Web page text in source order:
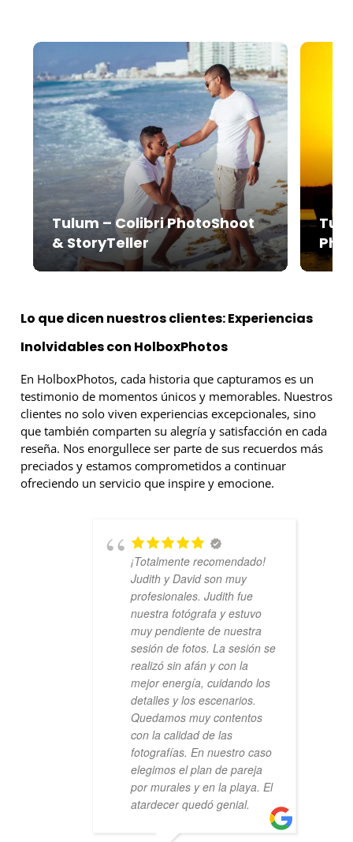
Tulum – Colibri PhotoShoot
& StoryTeller
Lo que dicen nuestros clientes: Experiencias
Inolvidables con HolboxPhotos
En HolboxPhotos, cada historia que capturamos es un
testimonio de momentos únicos y memorables. Nuestros
clientes no solo viven experiencias excepcionales, sino
que también comparten su alegría y satisfacción en cada
reseña. Nos enorgullece ser parte de sus recuerdos más
preciados y estamos comprometidos a continuar
ofreciendo un servicio que inspire y emocione.
¡Totalmente recomendado!
Judith y David son muy
profesionales. Judith fue
nuestra fotógrafa y estuvo
muy pendiente de nuestra
sesión de fotos. La sesión se
realizó sin afán y con la
mejor energía, cuidando los
detalles y los escenarios.
Quedamos muy contentos
con la calidad de las
fotografías. En nuestro caso
elegimos el plan de pareja
por murales y en la playa. El
atardecer quedó genial.